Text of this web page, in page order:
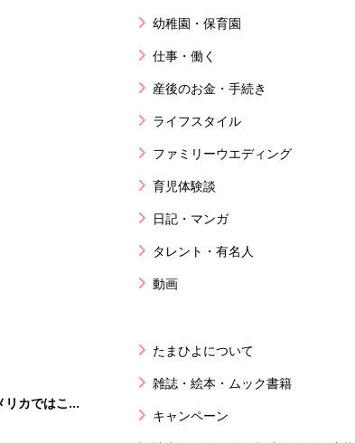
幼稚園・保育園
仕事・働く
産後のお金・手続き
ライフスタイル
ファミリーウエディング
育児体験談
日記・マンガ
タレント・有名人
動画
たまひよについて
雑誌・絵本・ムック書籍
キャンペーン